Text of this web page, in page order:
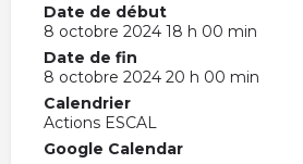
Date de début
8 octobre 2024 18 h 00 min
Date de fin
8 octobre 2024 20 h 00 min
Calendrier
Actions ESCAL
Google Calendar